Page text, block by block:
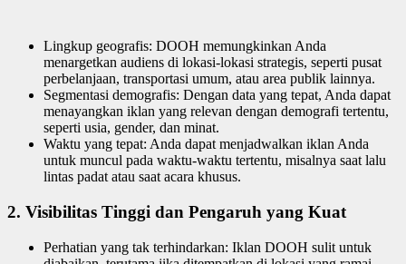
Lingkup geografis: DOOH memungkinkan Anda
menargetkan audiens di lokasi-lokasi strategis, seperti pusat
perbelanjaan, transportasi umum, atau area publik lainnya.
Segmentasi demografis: Dengan data yang tepat, Anda dapat
menayangkan iklan yang relevan dengan demografi tertentu,
seperti usia, gender, dan minat.
Waktu yang tepat: Anda dapat menjadwalkan iklan Anda
untuk muncul pada waktu-waktu tertentu, misalnya saat lalu
lintas padat atau saat acara khusus.
2. Visibilitas Tinggi dan Pengaruh yang Kuat
Perhatian yang tak terhindarkan: Iklan DOOH sulit untuk